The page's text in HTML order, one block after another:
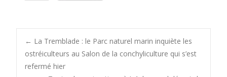
Post
← La Tremblade : le Parc naturel marin inquiète les
ostréiculteurs au Salon de la conchyliculture qui s’est
refermé hier